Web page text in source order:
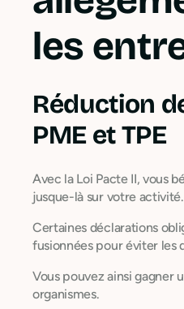
les
Réduction
PME et TPE
Avec la Loi Pacte II, vous
jusque-là sur votre activité.
Certaines déclarations
fusionnées pour éviter les
Vous pouvez ainsi gagner
organismes.